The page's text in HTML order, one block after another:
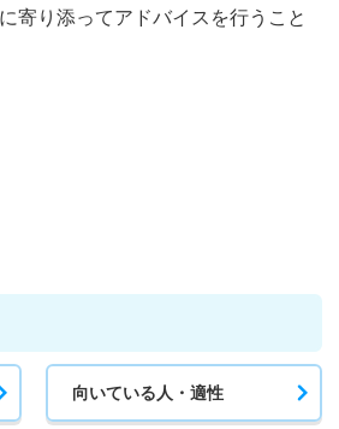
寄り添ってアドバイスを行うこと
向いている人・適性